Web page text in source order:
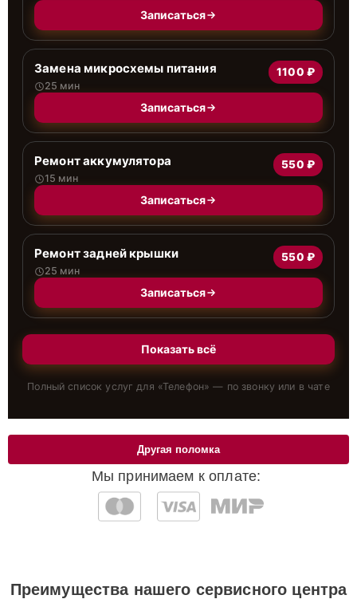
Записаться
Замена микросхемы питания
25 мин
1100 ₽
Записаться
Ремонт аккумулятора
15 мин
550 ₽
Записаться
Ремонт задней крышки
25 мин
550 ₽
Записаться
Показать всё
Полный список услуг для «Телефон» — по звонку или в чате
Мы принимаем к оплате:
Другая поломка
Преимущества нашего сервисного центра